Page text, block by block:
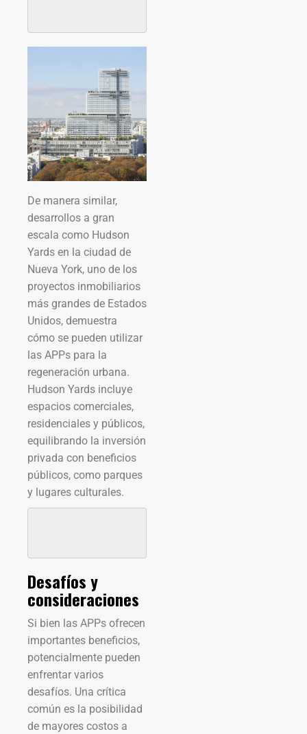
De manera similar,
desarrollos a gran
escala como Hudson
Yards en la ciudad de
Nueva York, uno de los
proyectos inmobiliarios
más grandes de Estados
Unidos, demuestra
cómo se pueden utilizar
las APPs para la
regeneración urbana.
Hudson Yards incluye
espacios comerciales,
residenciales y públicos,
equilibrando la inversión
privada con beneficios
públicos, como parques
y lugares culturales.
Desafíos y
consideraciones
Si bien las APPs ofrecen
importantes beneficios,
potencialmente pueden
enfrentar varios
desafíos. Una crítica
común es la posibilidad
de mayores costos a